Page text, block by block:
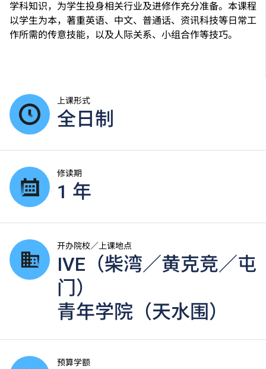
学科知识，为学生投身相关行业及进修作充分准备。本课程
以学生为本，著重英语、中文、普通话、资讯科技等日常工
作所需的传意技能，以及人际关系、小组合作等技巧。
上课形式
全日制
修读期
1 年
开办院校／上课地点
IVE（柴湾／黄克竞／屯
门）
青年学院（天水围）
预算学额